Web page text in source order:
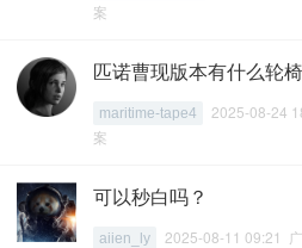
案
匹诺曹现版本有什么轮
maritime-tape4
2025-08-24
案
可以秒白吗？
aiien_ly 2025-08-11 09:21